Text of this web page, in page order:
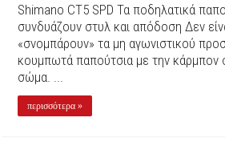
Shimano CT5 SPD Τα ποδηλατικά
συνδυάζουν στυλ και απόδοση Δεν
«σνομπάρουν» τα μη αγωνιστικού
κουμπωτά παπούτσια με την κάρμπον
σώμα. ...
περισσότερα »